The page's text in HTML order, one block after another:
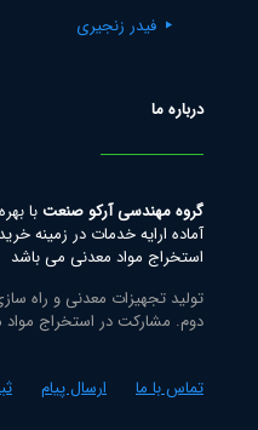
فیدر زنجیری
درباره ما
گروه مهندسی آرکو صنعتبا
آماده ارایه خدمات در زمینه
استخراج مواد معدنی می باشد
تولید تجهیزات معدنی و راه
دوم. مشارکت در استخراج مواد
تماس با ما ارسال پیام